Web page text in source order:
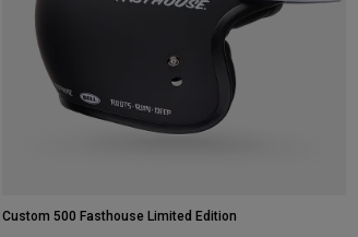
Custom 500 Fasthouse Limited Edition